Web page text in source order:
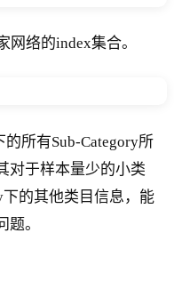
络的index集合。
所有Sub-Category所
对于样本量少的小类
下的其他类目信息，能
。